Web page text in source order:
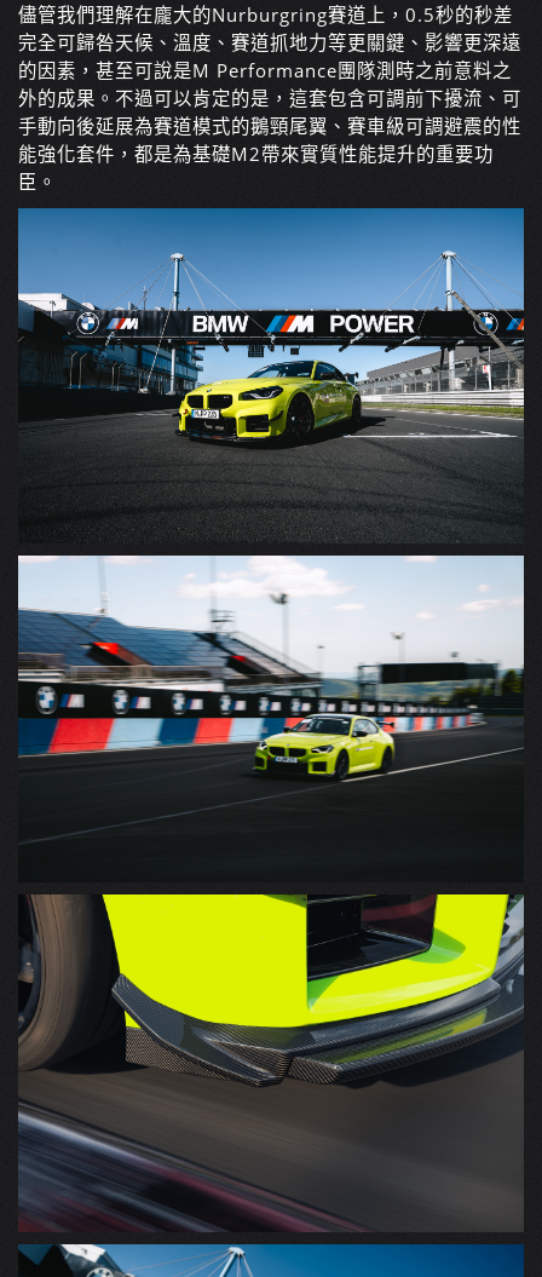
儘管我們理解在龐大的Nurburgring賽道上，0.5秒的秒差
完全可歸咎天候、溫度、賽道抓地力等更關鍵、影響更深遠
的因素，甚至可說是M Performance團隊測時之前意料之
外的成果。不過可以肯定的是，這套包含可調前下擾流、可
手動向後延展為賽道模式的鵝頸尾翼、賽車級可調避震的性
能強化套件，都是為基礎M2帶來實質性能提升的重要功
臣。